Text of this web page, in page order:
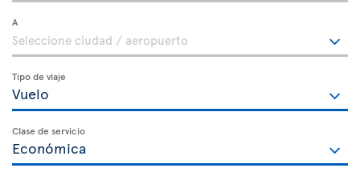
A
Tipo de viaje
Clase de servicio